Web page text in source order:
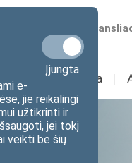
Įjungta
e-
jie reikalingi
užtikrinti ir
jei tokį
veikti be šių
Numatomos
Sudėtis Veikla I